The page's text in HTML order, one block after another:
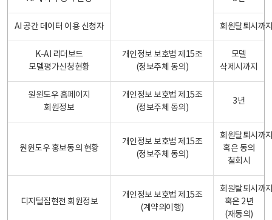
AI 공간 데이터 이용 신청자 회원탈퇴시까
K-AI 리더보드
모델평가신청현황
개인정보 보호법 제15조
(정보주체 동의)
모델
삭제시까지
원윈도우 홈페이지
회원정보
개인정보 보호법 제15조
(정보주체 동의)
3년
원윈도우 홍보동의 현황
개인정보 보호법 제15조
(정보주체 동의)
회원탈퇴시까
혹은 동의
철회시
디지털집현전 회원정보
개인정보 보호법 제15조
(계약의이행)
회원탈퇴시까
혹은 2년
(재동의)